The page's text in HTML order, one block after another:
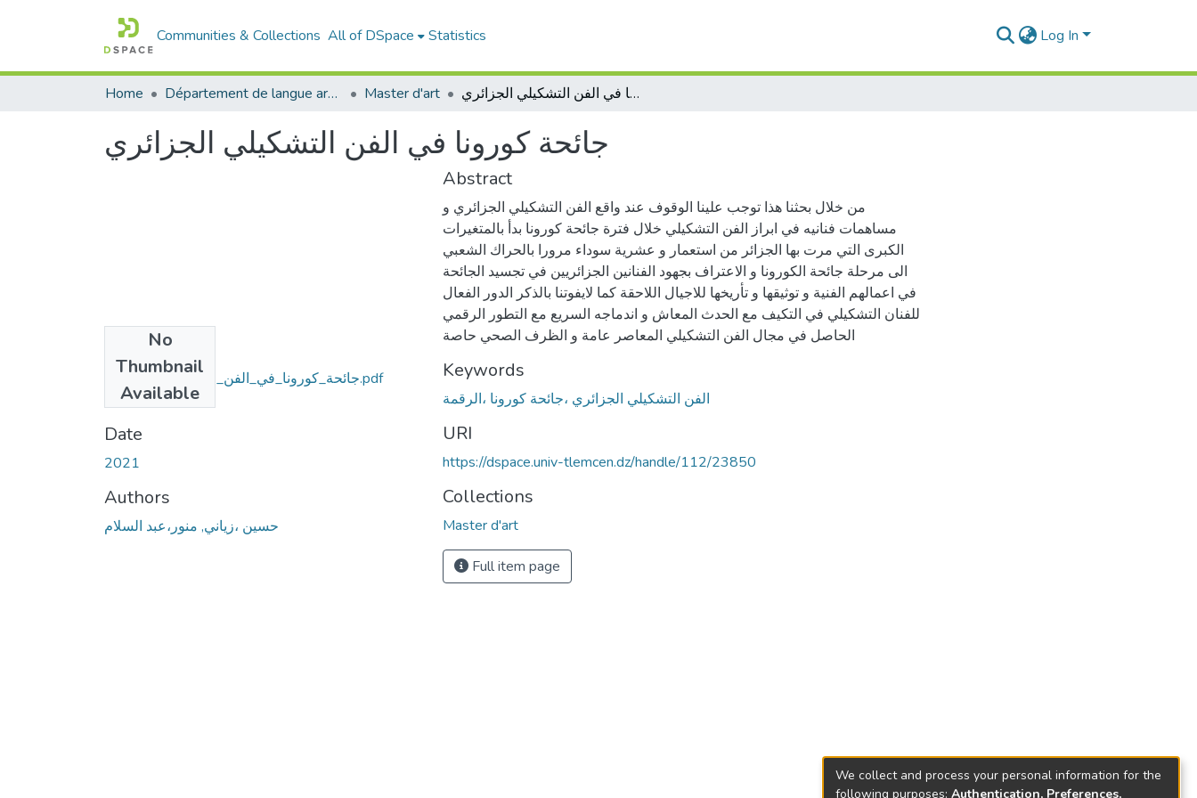
Communities & Collections All of DSpace Statistics Log In
Home Département de langue arabe Master d'art جائحة كورونا في الفن التشكيلي الجزائري
جائحة كورونا في الفن التشكيلي الجزائري
No
Thumbnail
Available
جائحة_كورونا_في_الفن_التشكيلي_الجزائري.pdf
(17.38 MB)
Date
2021
Authors
حسين ،زياني, منور،عبد السلام
Abstract
من خلال بحثنا هذا توجب علينا الوقوف عند واقع الفن التشكيلي الجزائري و
مساهمات فنانيه في ابراز الفن التشكيلي خلال فترة جائحة كورونا بدأ بالمتغيرات
الكبرى التي مرت بها الجزائر من استعمار و عشرية سوداء مرورا بالحراك الشعبي
الى مرحلة جائحة الكورونا و الاعتراف بجهود الفنانين الجزائريين في تجسيد الجائحة
في اعمالهم الفنية و توثيقها و تأريخها للاجيال اللاحقة كما لايفوتنا بالذكر الدور الفعال
للفنان التشكيلي في التكيف مع الحدث المعاش و اندماجه السريع مع التطور الرقمي
الحاصل في مجال الفن التشكيلي المعاصر عامة و الظرف الصحي حاصة
Keywords
الفن التشكيلي الجزائري ،جائحة كورونا ،الرقمة
URI
https://dspace.univ-tlemcen.dz/handle/112/23850
Collections
Master d'art
Full item page
We collect and process your personal information for the
following purposes: Authentication, Preferences,